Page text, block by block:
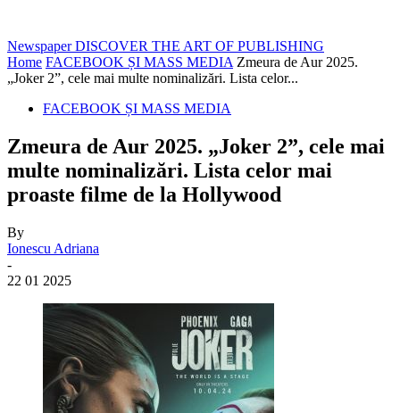
Newspaper DISCOVER THE ART OF PUBLISHING
Home FACEBOOK ȘI MASS MEDIA Zmeura de Aur 2025.
„Joker 2”, cele mai multe nominalizări. Lista celor...
FACEBOOK ȘI MASS MEDIA
Zmeura de Aur 2025. „Joker 2”, cele mai
multe nominalizări. Lista celor mai
proaste filme de la Hollywood
By
Ionescu Adriana
-
22 01 2025